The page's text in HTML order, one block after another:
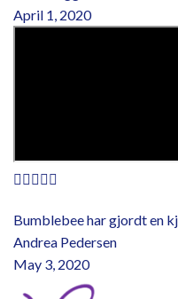
April 1, 2020

Bumblebee har gjordt en
Andrea Pedersen
May 3, 2020